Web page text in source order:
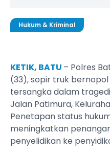
Hukum & Kriminal
KETIK, BATU – Polres
(33), sopir truk bernopol
tersangka dalam
Jalan Patimura,
Penetapan status
meningkatkan
penyelidikan ke